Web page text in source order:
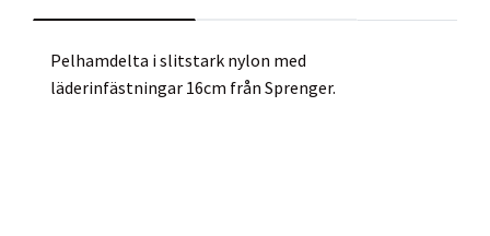
Pelhamdelta i slitstark nylon med
läderinfästningar 16cm från Sprenger.